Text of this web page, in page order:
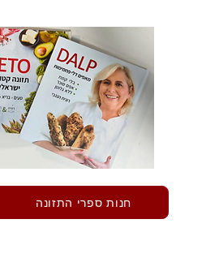
חנות ספרי התזונה